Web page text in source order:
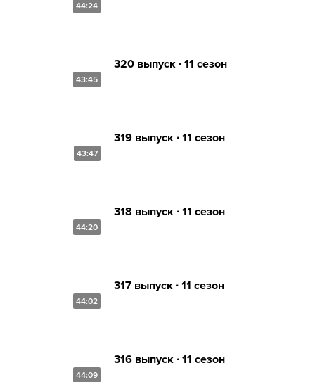
44:24
43:45
320 выпуск ∙ 11 сезон
43:47
319 выпуск ∙ 11 сезон
44:20
318 выпуск ∙ 11 сезон
44:02
317 выпуск ∙ 11 сезон
44:09
316 выпуск ∙ 11 сезон